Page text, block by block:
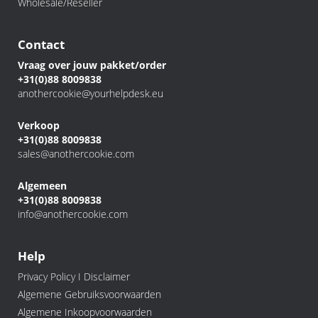
Contact
Vraag over jouw pakket/order
+31(0)88 8009838
anothercookie@yourhelpdesk.eu
Verkoop
+31(0)88 8009838
sales@anothercookie.com
Algemeen
+31(0)88 8009838
info@anothercookie.com
Help
Privacy Policy I Disclaimer
Algemene Gebruiksvoorwaarden
Algemene Inkoopvoorwaarden